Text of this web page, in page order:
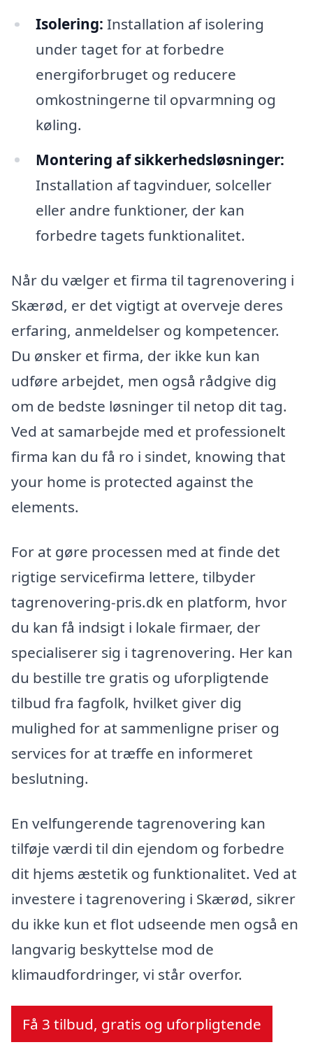
Isolering: Installation af isolering
under taget for at forbedre
energiforbruget og reducere
omkostningerne til opvarmning og
køling.
Montering af sikkerhedsløsninger:
Installation af tagvinduer, solceller
eller andre funktioner, der kan
forbedre tagets funktionalitet.
Når du vælger et firma til tagrenovering i
Skærød, er det vigtigt at overveje deres
erfaring, anmeldelser og kompetencer.
Du ønsker et firma, der ikke kun kan
udføre arbejdet, men også rådgive dig
om de bedste løsninger til netop dit tag.
Ved at samarbejde med et professionelt
firma kan du få ro i sindet, knowing that
your home is protected against the
elements.
For at gøre processen med at finde det
rigtige servicefirma lettere, tilbyder
tagrenovering-pris.dk en platform, hvor
du kan få indsigt i lokale firmaer, der
specialiserer sig i tagrenovering. Her kan
du bestille tre gratis og uforpligtende
tilbud fra fagfolk, hvilket giver dig
mulighed for at sammenligne priser og
services for at træffe en informeret
beslutning.
En velfungerende tagrenovering kan
tilføje værdi til din ejendom og forbedre
dit hjems æstetik og funktionalitet. Ved at
investere i tagrenovering i Skærød, sikrer
du ikke kun et flot udseende men også en
langvarig beskyttelse mod de
klimaudfordringer, vi står overfor.
Få 3 tilbud, gratis og uforpligtende